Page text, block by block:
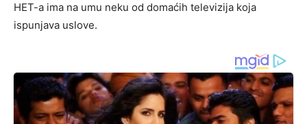
HET-a ima na umu neku od domaćih televizija koja
ispunjava uslove.